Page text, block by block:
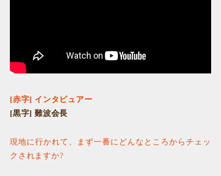
[赤字] インタビュアー
[黒字] 難波会長
現地に行かれて、まず一番にどんなところからチェッ
クされますか?